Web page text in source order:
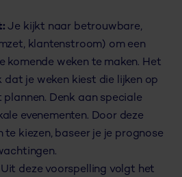
Je kijkt naar betrouwbare,
klantenstroom) om een
komende weken te maken. Het
je weken kiest die lijken op
Denk aan speciale
evenementen. Door deze
te kiezen, baseer je je prognose
Uit deze voorspelling volgt het